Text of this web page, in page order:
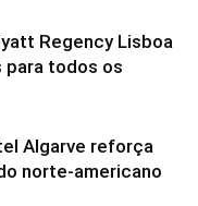
Regency Lisboa
para todos os
Algarve reforça
norte-americano